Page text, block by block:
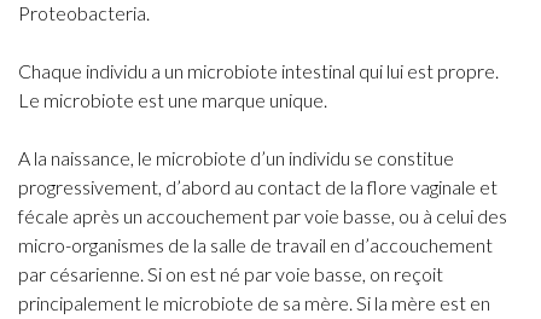
Proteobacteria.
Chaque individu a un microbiote intestinal qui lui est propre.
Le microbiote est une marque unique.
A la naissance, le microbiote d’un individu se constitue
progressivement, d’abord au contact de la flore vaginale et
fécale après un accouchement par voie basse, ou à celui des
micro-organismes de la salle de travail en d’accouchement
par césarienne. Si on est né par voie basse, on reçoit
principalement le microbiote de sa mère. Si la mère est en